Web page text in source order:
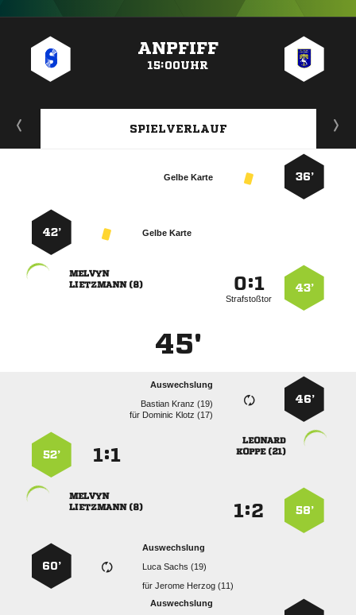
ANPFIFF
15:00UHR
SPIELVERLAUF
36’
Gelbe Karte
Gelbe Karte
42’
43’
:
Strafstoßtor

 
45'
46’
Auswechslung
  
für   

 
:
52’
58’
:

 
Auswechslung
  
für  
60’
Auswechslung